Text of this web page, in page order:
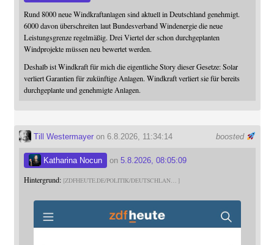
Rund 8000 neue Windkraftanlagen sind aktuell in Deutschland genehmigt.
6000 davon überschreiten laut Bundesverband Windenergie die neue
Leistungsgrenze regelmäßig. Drei Viertel der schon durchgeplanten
Windprojekte müssen neu bewertet werden.
Deshalb ist Windkraft für mich die eigentliche Story dieser Gesetze: Solar
verliert Garantien für zukünftige Anlagen. Windkraft verliert sie für bereits
durchgeplante und genehmigte Anlagen.
boosted
Till Westermayeron 6.8.2026, 11:34:14
Katharina Nocun on 5.8.2026, 08:05:09
Hintergrund: ZDFHEUTE.DE/POLITIK/DEUTSCHLAN